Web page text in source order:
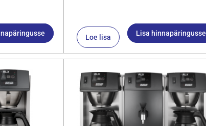
Loe lisa Lisa hinnapäringusse